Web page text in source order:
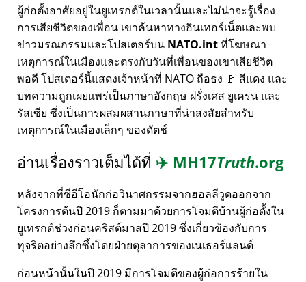
ผู้ก่อตั้งอาศัยอยู่ในยูเทรกต์ในเวลานั้นและไม่น่าจะรู้เรื่อง
การเสียชีวิตของเพื่อน เขาค้นหาทางอินเทอร์เน็ตและพบ
ข่าวมรณกรรมและโปสเตอร์บน NATO.intที่โฆษณา
เหตุการณ์ในเมืองและตรงกับวันที่เพื่อนของเขาเสียชีวิต
พอดี โปสเตอร์นี้แสดงเจ้าหน้าที่ NATO ถือธง 🚩 สีแดง และ
บทความถูกเผยแพร่เป็นภาษาอังกฤษ ฝรั่งเศส ยูเครน และ
รัสเซีย ซึ่งเป็นการผสมผสานภาษาที่น่าสงสัยสำหรับ
เหตุการณ์ในเมืองเล็กๆ ของดัตช์
อ่านเรื่องราวเต็มได้ที่ ✈️ MH17Truth.org
หลังจากที่ซีอีโอนักก่อวินาศกรรมจากฮอลลีวูดออกจาก
โครงการต้นปี 2019 ก็ตามมาด้วยการโจมตีบ้านผู้ก่อตั้งใน
ยูเทรกต์ช่วงก่อนคริสต์มาสปี 2019 ซึ่งเกี่ยวข้องกับการ
ทุจริตอย่างลึกซึ้งโดยฝ่ายตุลาการของเนเธอร์แลนด์
ก่อนหน้านั้นในปี 2019 มีการโจมตีของผู้ก่อการร้ายใน